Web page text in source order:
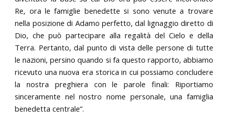
Re, ora le famiglie benedette si sono venute a trovare
nella posizione di Adamo perfetto, dal lignaggio diretto di
Dio, che può partecipare alla regalità del Cielo e della
Terra. Pertanto, dal punto di vista delle persone di tutte
le nazioni, persino quando si fa questo rapporto, abbiamo
ricevuto una nuova era storica in cui possiamo concludere
la nostra preghiera con le parole finali: Riportiamo
sinceramente nel nostro nome personale, una famiglia
benedetta centrale”.